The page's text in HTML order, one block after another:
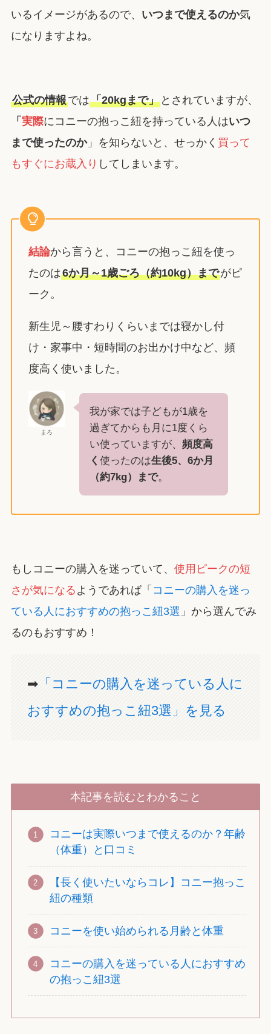
いるイメージがあるので、 いつまで使えるのか気
になりますよね。
公式の情報では「20kgまで」とされていますが、
「 実際にコニーの抱っこ紐を持っている人はいつ
まで使ったのか」を知らないと、せっかく 買って
もすぐにお蔵入り してしまいます。
結論から言うと、コニーの抱っこ紐を使っ
たのは6か月～1歳ごろ（約10kg）までがピ
ーク。
新生児～腰すわりくらいまでは寝かし付
け・家事中・短時間のお出かけ中など、頻
度高く使いました。
まろ
我が家では子どもが1歳を
過ぎてからも月に1度くら
い使っていますが、 頻度高
く 使ったのは生後5、6か月
（約7kg）まで。
もしコニーの購入を迷っていて、 使用ピークの短
さが気になる ようであれば「 コニーの購入を迷っ
ている人におすすめの抱っこ紐3選 」から選んでみ
るのもおすすめ！
➡「コニーの購入を迷っている人に
おすすめの抱っこ紐3選」を見る
本記事を読むとわかること
コニーは実際いつまで使えるのか？年齢
（体重）と口コミ
【長く使いたいならコレ】コニー抱っこ
紐の種類
コニーを使い始められる月齢と体重
コニーの購入を迷っている人におすすめ
の抱っこ紐3選